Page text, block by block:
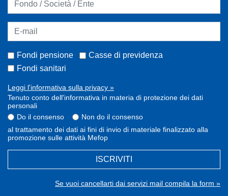
Fondi pensione
Casse di previdenza
Fondi sanitari
Leggi l'informativa sulla privacy »
Tenuto conto dell'informativa in materia di protezione dei dati
personali
Do il consenso
Non do il consenso
al trattamento dei dati ai fini di invio di materiale finalizzato alla
promozione sulle attività Mefop
ISCRIVITI
Se vuoi cancellarti dai servizi mail compila la form »